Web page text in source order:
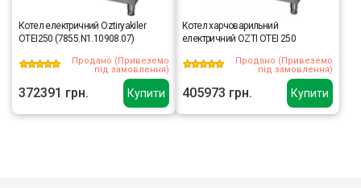
Купити
Котел електричний Oztiryakiler
OTEI250 (7855.N1.10908.07)
Продано (Привеземо
під замовлення)
372391 грн. Купити
Котел харчоварильний
електричний OZTI OTEI 250
Продано (Привеземо
під замовлення)
405973 грн.